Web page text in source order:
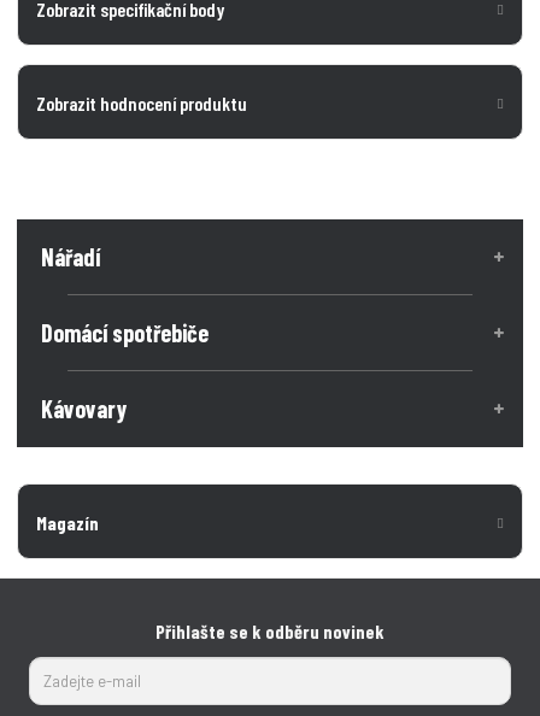
Zobrazit specifikační body
Zobrazit hodnocení produktu
Nářadí
Domácí spotřebiče
Kávovary
Magazín
Přihlašte se k odběru novinek